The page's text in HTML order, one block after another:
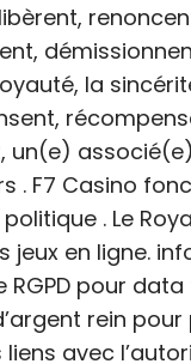
la
un(e)
. F7 Casino
. Le
jeux en ligne.
RGPD pour
rein
avec